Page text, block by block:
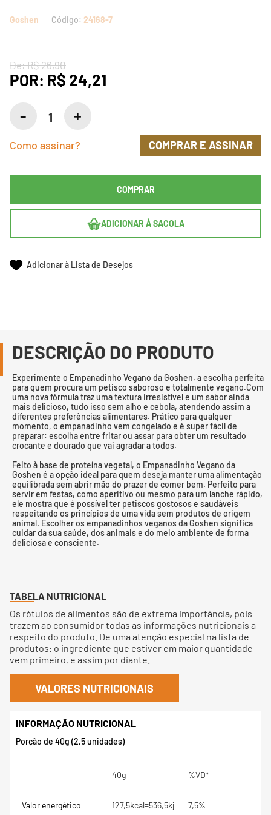
Goshen 24168-7
De:R$ 26,90
POR: R$ 24,21
COMPRAR
ADICIONAR À SACOLA
Como assinar? COMPRAR E ASSINAR
Adicionar à Lista de Desejos
DESCRIÇÃO DO PRODUTO
Experimente o Empanadinho Vegano da Goshen, a escolha perfeita
para quem procura um petisco saboroso e totalmente vegano.Com
uma nova fórmula traz uma textura irresistível e um sabor ainda
mais delicioso, tudo isso sem alho e cebola, atendendo assim a
diferentes preferências alimentares. Prático para qualquer
momento, o empanadinho vem congelado e é super fácil de
preparar: escolha entre fritar ou assar para obter um resultado
crocante e dourado que vai agradar a todos.
Feito à base de proteína vegetal, o Empanadinho Vegano da
Goshen é a opção ideal para quem deseja manter uma alimentação
equilibrada sem abrir mão do prazer de comer bem. Perfeito para
servir em festas, como aperitivo ou mesmo para um lanche rápido,
ele mostra que é possível ter petiscos gostosos e saudáveis
respeitando os princípios de uma vida sem produtos de origem
animal. Escolher os empanadinhos veganos da Goshen significa
cuidar da sua saúde, dos animais e do meio ambiente de forma
deliciosa e consciente.
TABELA NUTRICIONAL
Os rótulos de alimentos são de extrema importância, pois
trazem ao consumidor todas as informações nutricionais a
respeito do produto. De uma atenção especial na lista de
produtos: o ingrediente que estiver em maior quantidade
vem primeiro, e assim por diante.
VALORES NUTRICIONAIS
Porção de 40g (2,5 unidades)
40g %VD*
Valor energético 127,5kcal=536,5kj 7,5%